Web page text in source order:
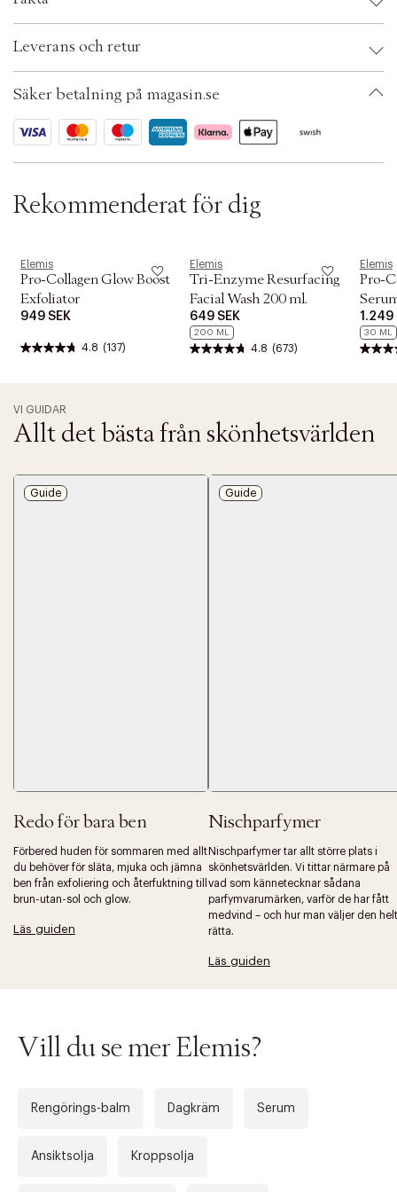
n
fuktbarriär, gör att huden ser fastare ut och känns mjuk och smidig.
under 4 veckor.
EAN: 641628501328
ID: AESW41-0008
Leverans och retur
Säker betalning på magasin.se
Rekommenderat för dig
Elemis
Pro-Collagen Glow Boost
Exfoliator
949 SEK
4.8 (137)
Elemis
Tri-Enzyme Resurfacing
Facial Wash 200 ml.
649 SEK
200 ML
4.8 (673)
Elemis
Pro-
1.249
30 ML
VI GUIDAR
Allt det bästa från skönhetsvärlden
Guide
Redo för bara ben
Förbered huden för sommaren med allt
du behöver för släta, mjuka och jämna
ben från exfoliering och återfuktning till
brun-utan-sol och glow.
Läs guiden
Guide
Nischparfymer
Nischparfymer tar allt större plats i
skönhetsvärlden. Vi tittar närmare på
vad som kännetecknar sådana
parfymvarumärken, varför de har fått
medvind – och hur man väljer den helt
rätta.
Läs guiden
Vill du se mer Elemis?
Rengörings-balm Dagkräm Serum
Ansiktsolja Kroppsolja